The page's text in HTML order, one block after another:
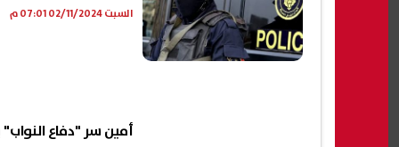
السبت 02/11/2024 07:01 م
أمين سر "دفاع